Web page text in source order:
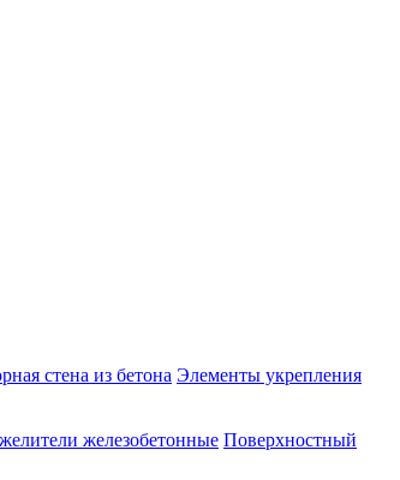
стена из бетона Элементы укрепления
железобетонные Поверхностный